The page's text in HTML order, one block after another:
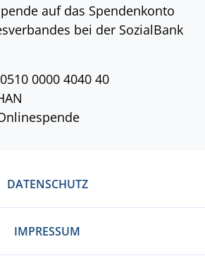
auf das Spendenkonto
bei der SozialBank
0000 4040 40
DATENSCHUTZ
IMPRESSUM